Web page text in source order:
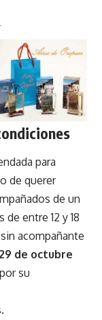
para
de querer
de un
entre 12 y 18
acompañante
de octubre
por su
.